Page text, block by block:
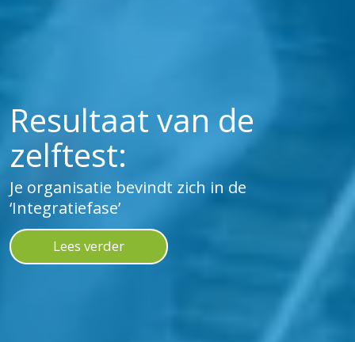
Resultaat van de
zelftest:
Je organisatie bevindt zich in de
‘Integratiefase’
Lees verder